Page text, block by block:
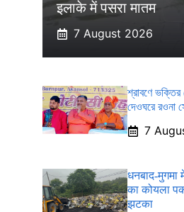
इलाके में पसरा मातम
7 August 2026
শ্রাবণে ভক্তির
দেওঘরে রওনা
7
धनबाद-मुगमा
का कोयला
झटका